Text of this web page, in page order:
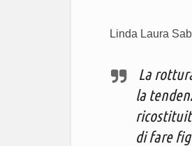
Linda Laura
La
la
di fare